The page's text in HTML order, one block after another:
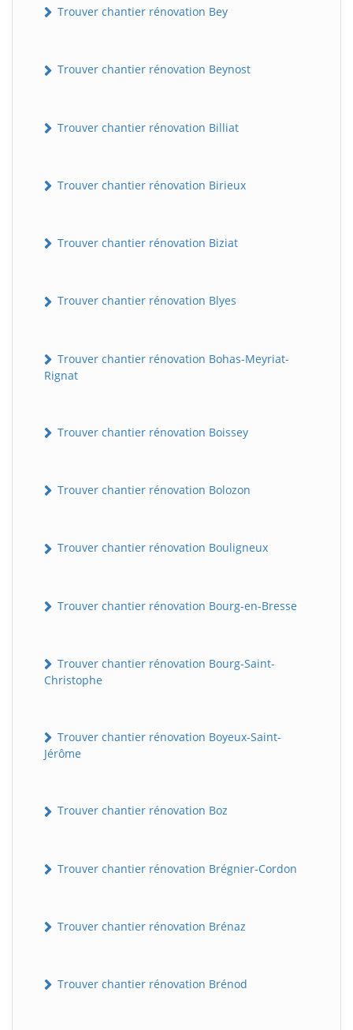
Trouver chantier rénovation Bey
Trouver chantier rénovation Beynost
Trouver chantier rénovation Billiat
Trouver chantier rénovation Birieux
Trouver chantier rénovation Biziat
Trouver chantier rénovation Blyes
Trouver chantier rénovation Bohas-Meyriat-
Rignat
Trouver chantier rénovation Boissey
Trouver chantier rénovation Bolozon
Trouver chantier rénovation Bouligneux
Trouver chantier rénovation Bourg-en-Bresse
Trouver chantier rénovation Bourg-Saint-
Christophe
Trouver chantier rénovation Boyeux-Saint-
Jérôme
Trouver chantier rénovation Boz
Trouver chantier rénovation Brégnier-Cordon
Trouver chantier rénovation Brénaz
Trouver chantier rénovation Brénod